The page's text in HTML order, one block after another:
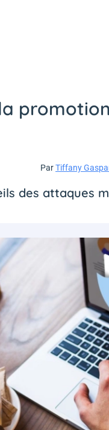
ParTiffany
des attaques